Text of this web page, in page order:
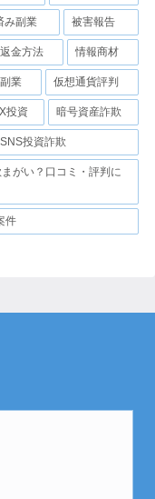
み副業 被害報告
返金方法 情報商材
業 仮想通貨評判
投資 暗号資産詐欺
SNS投資詐欺
がい？口コミ・評判に
件